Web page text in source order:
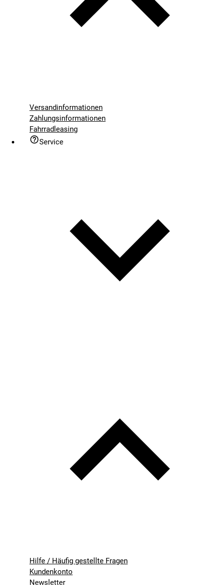
Versandinformationen
Zahlungsinformationen
Fahrradleasing
Service
Hilfe / Häufig gestellte Fragen
Kundenkonto
Newsletter